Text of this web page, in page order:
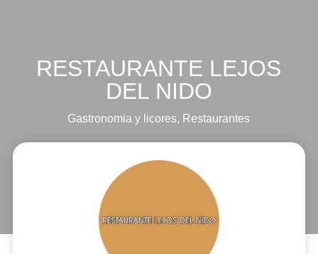
RESTAURANTE LEJOS
DEL NIDO
Gastronomia y licores, Restaurantes